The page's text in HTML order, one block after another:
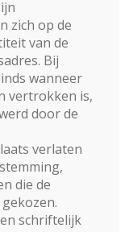
zich op de
van de
Bij
wanneer
vertrokken is,
door de
verlaten
die de
schriftelijk